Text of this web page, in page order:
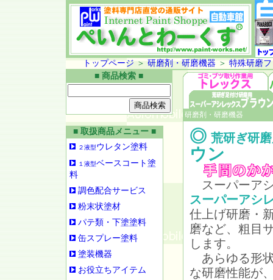
トップページ ＞ 研磨剤・研磨機器 ＞ 特殊研磨
■ 商品検索 ■
■ 取扱商品メニュー ■
２液型ウレタン塗料
１液型ベースコート塗
料
調色配合サービス
粉末状塗材
パテ類・下塗塗料
缶スプレー塗料
塗装機器
お役立ちアイテム
研磨剤・研磨機器
◎ 荒研ぎ研
ウン
スーパーア
スーパーアシ
仕上げ研磨・
磨など、粗目
します。
あらゆる形
な研磨性能が